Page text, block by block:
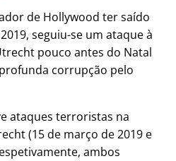
de Hollywood ter saído
seguiu-se um ataque à
pouco antes do Natal
corrupção pelo
ataques terroristas na
(15 de março de 2019 e
ambos